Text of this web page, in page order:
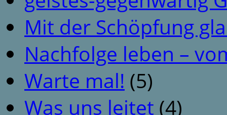
Mit der Schöpfung
Nachfolge leben –
Warte mal! (5)
Was uns leitet (4)